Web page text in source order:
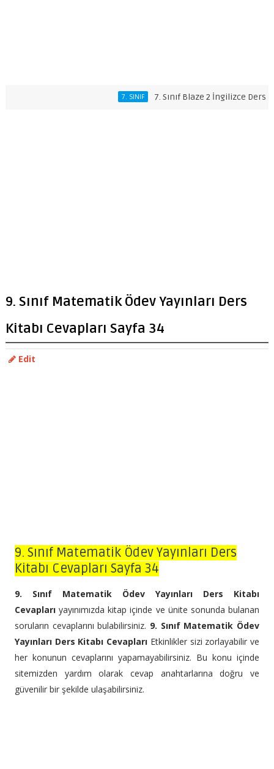
7. Sınıf Blaze 2 İngilizce Ders Kitabı
9. Sınıf Matematik Ödev Yayınları Ders
Kitabı Cevapları Sayfa 34
Edit
9. Sınıf Matematik Ödev Yayınları Ders
Kitabı Cevapları Sayfa 34
9. Sınıf Matematik Ödev Yayınları Ders Kitabı
Cevaplarıyayınımızda kitap içinde ve ünite sonunda bulanan
soruların cevaplarını bulabilirsiniz. 9. Sınıf Matematik Ödev
Yayınları Ders Kitabı Cevapları Etkinlikler sizi zorlayabilir ve
her konunun cevaplarını yapamayabilirsiniz. Bu konu içinde
sitemizden yardım olarak cevap anahtarlarına doğru ve
güvenilir bir şekilde ulaşabilirsiniz.